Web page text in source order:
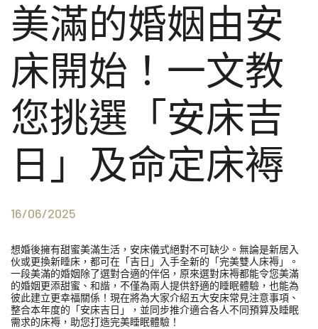
美滿的婚姻由安
床開始！一文教
您挑選「安床吉
日」及命定床褥
16/06/2025
想婚後擁有甜蜜美滿生活，安床儀式絕對不可缺少。無論是新居入
伙或更換新睡床，都可在「吉日」入手全新的「完美雙人床褥」。
一段美滿的婚姻除了選對合適的伴侶，原來選對床褥都能令您美滿
的婚姻更添甜蜜、和諧，不僅為兩人提供舒適的睡眠體驗，也能為
彼此建立更幸福關係！現在將為大家介紹五大安床常見注意事項、
整合本年度的「安床吉日」，並同步推介適合各人不同預算及睡眠
需求的床褥，助您打造完美睡眠體驗！